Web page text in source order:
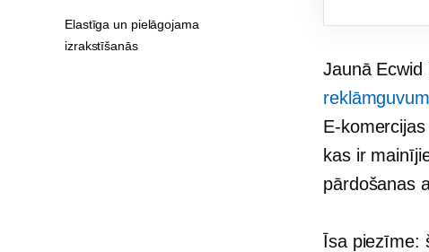
Jaunā
E-komercijas
kas ir
pārdošanas
Īsa piezīme:
Elastīga un pielāgojama
izrakstīšanās